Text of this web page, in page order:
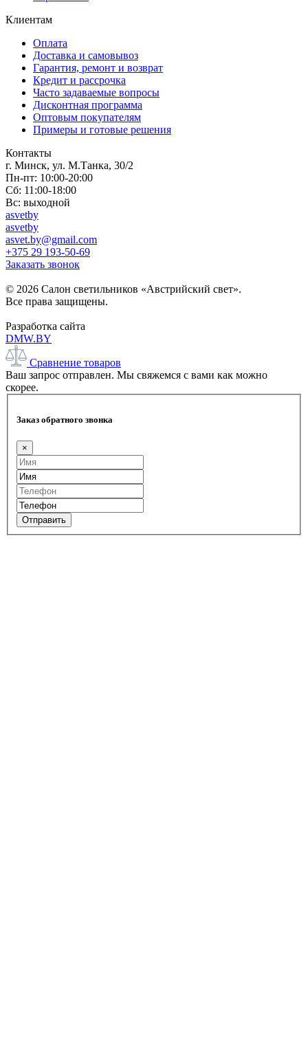
Клиентам
Оплата
Доставка и самовывоз
Гарантия, ремонт и возврат
Кредит и рассрочка
Часто задаваемые вопросы
Дисконтная программа
Оптовым покупателям
Примеры и готовые решения
Контакты
г. Минск, ул. М.Танка, 30/2
Пн-пт: 10:00-20:00
Сб: 11:00-18:00
Вс: выходной
asvetby
asvetby
asvet.by@gmail.com
+375 29 193-50-69
Заказать звонок
© 2026 Салон светильников «Австрийский свет».
Все права защищены.
Разработка сайта
DMW.BY
Сравнение товаров
Ваш запрос отправлен. Мы свяжемся с вами как можно
скорее.
Заказ обратного звонка
×
Отправить